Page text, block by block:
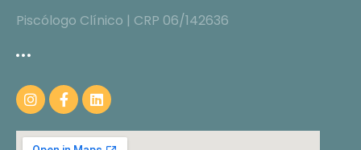
Piscólogo Clínico | CRP 06/142636